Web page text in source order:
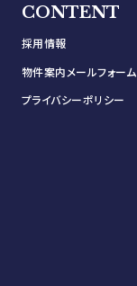
CONTENT
採用情報
物件案内メールフォーム
プライバシーポリシー